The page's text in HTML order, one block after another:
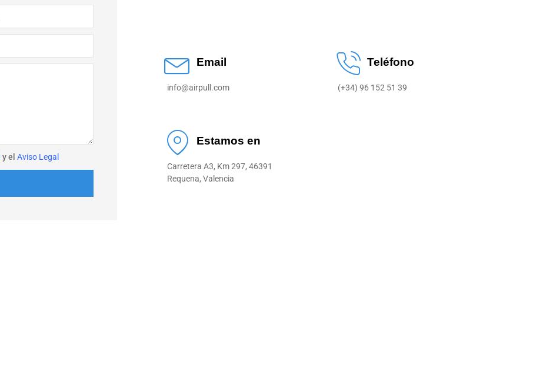
y el Aviso Legal
Email
info@airpull.com
Estamos en
Carretera A3, Km 297, 46391
Requena, Valencia
Teléfono
(+34) 96 152 51 39